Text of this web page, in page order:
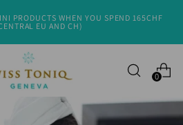
PRODUCTS WHEN YOU SPEND 165CHF
EU AND CH)
0